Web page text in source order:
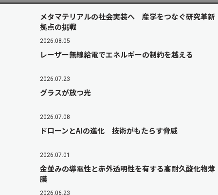
メタマテリアルの社会実装へ 産学をつなぐ研究革新
拠点の挑戦
2026.08.05
レーザー無線給電でエネルギーの制約を越える
2026.07.23
グラスが放つ光
2026.07.08
ドローンとAIの進化 技術がもたらす脅威
2026.07.01
金並みの導電性と赤外透明性を有する高耐久酸化物薄
膜
2026.06.23